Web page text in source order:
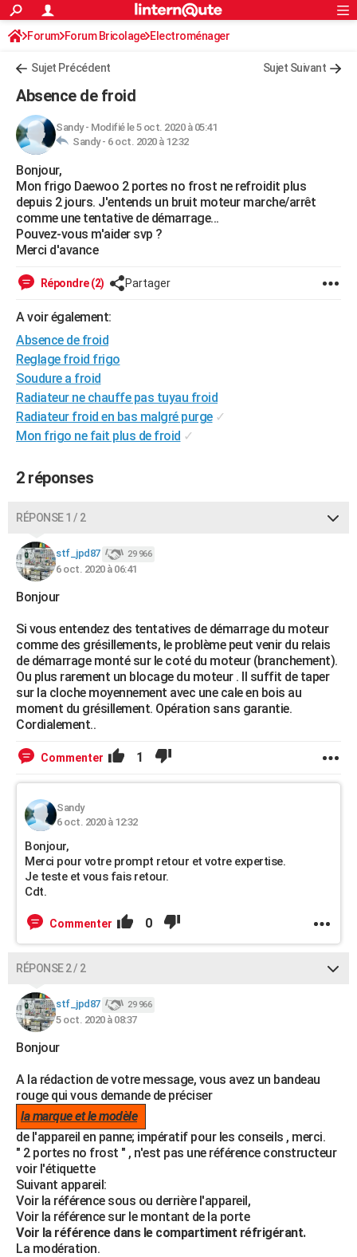
ACTUALITÉS
Politique
Société
Faits Divers
Education
Monde
Villes
+
FINANCE
Retraite
Impôts
Epargne
Immobilier
Risques naturels par ville
Banque
Assurance
Crédit
AUTO
Essais
Réserver un essai
Citadines
Berlines
SUV
Forum auto
+HIGH-TECH
Mobiles
Meilleur smartphone
Internet
Ordinateurs
Jeux vidéo
Guide high-tech
+BRICOLAGE
Forum
Aménagement intérieur
Extérieur
Cuisine
Salle de bains
Jardinage
Rangement
WEEK-END
Guides de France
Escapades
Patrimoine
Expositions
Musées
Week-end nature
LIFESTYLE
SANTE
Alimentation
Guide de la santé
Maladies
Médicaments
Sommeil
VOYAGE
Destinations
City break
Voyage nature
Voyage de noces
Forum
Climat
+PHOTO
GUIDES D'ACHAT
BONS PLANS
CARTE DE VOEUX
COPAINS D'AVANT
S'inscrire
Se connecter
Lycées
Collèges
Primaires
Universités
Entreprises
Service militaire
Avis de recherche
AVIS DE DÉCÈS
FORUM
Bricolage
Lifestyle
Culture
Sport
Auto
Television
Voyage
Cinema
S'inscrire
Connexion
Forum Forum Bricolage Electroménager
Sujet Précédent Sujet Suivant
Absence de froid
Sandy- Modifié le 5 oct. 2020 à 05:41
Sandy - 6 oct. 2020 à 12:32
Bonjour,
Mon frigo Daewoo 2 portes no frost ne refroidit plus
depuis 2 jours. J'entends un bruit moteur marche/arrêt
comme une tentative de démarrage...
Pouvez-vous m'aider svp ?
Merci d'avance
Répondre (2) Partager
A voir également:
Absence de froid
Reglage froid frigo
Soudure a froid
Radiateur ne chauffe pas tuyau froid
Radiateur froid en bas malgré purge ✓
Mon frigo ne fait plus de froid ✓
2 réponses
RÉPONSE 1 / 2
stf_jpd87 29 966
6 oct. 2020 à 06:41
Bonjour
Si vous entendez des tentatives de démarrage du moteur
comme des grésillements, le problème peut venir du relais
de démarrage monté sur le coté du moteur (branchement).
Ou plus rarement un blocage du moteur . Il suffit de taper
sur la cloche moyennement avec une cale en bois au
moment du grésillement. Opération sans garantie.
Cordialement..
Commenter 1
Sandy
6 oct. 2020 à 12:32
Bonjour,
Merci pour votre prompt retour et votre expertise.
Je teste et vous fais retour.
Cdt.
Commenter 0
RÉPONSE 2 / 2
stf_jpd87 29 966
5 oct. 2020 à 08:37
Bonjour
A la rédaction de votre message, vous avez un bandeau
rouge qui vous demande de préciser
la marque et le modèle
de l'appareil en panne; impératif pour les conseils , merci.
" 2 portes no frost " , n'est pas une référence constructeur
voir l'étiquette
Suivant appareil:
Voir la référence sous ou derrière l'appareil,
Voir la référence sur le montant de la porte
Voir la référence dans le compartiment réfrigérant.
La modération.